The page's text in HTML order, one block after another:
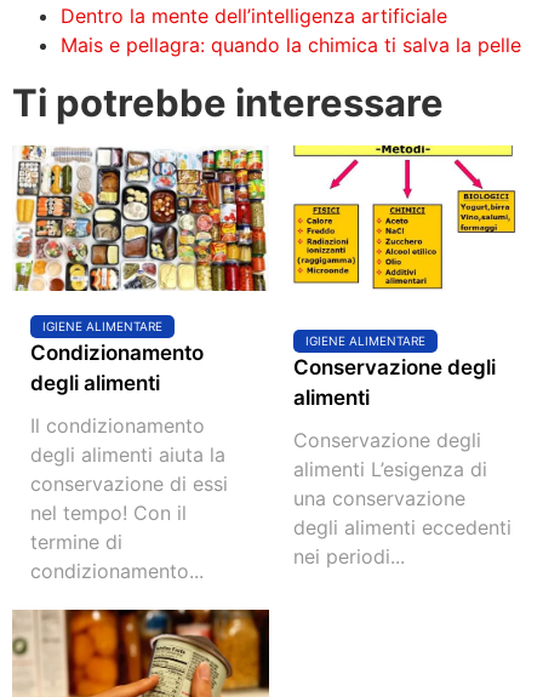
Dentro la mente dell’intelligenza artificiale
Mais e pellagra: quando la chimica ti salva la pelle
Ti potrebbe interessare
IGIENE ALIMENTARE
Condizionamento
degli alimenti
Il condizionamento
degli alimenti aiuta la
conservazione di essi
nel tempo! Con il
termine di
condizionamento...
IGIENE ALIMENTARE
Conservazione degli
alimenti
Conservazione degli
alimenti L’esigenza di
una conservazione
degli alimenti eccedenti
nei periodi...